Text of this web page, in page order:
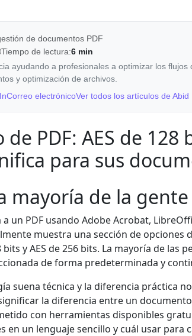
de documentos PDF
Tiempo de lectura:6 min
ayudando a profesionales a optimizar los flujos
y optimización de archivos.
Correo electrónicoVer todos los artículos de Abid
PDF: AES de 128
para sus
mayoría de la gente
un PDF usando Adobe Acrobat,
muestra una sección de opciones
y AES de 256 bits. La mayoría de las
de forma predeterminada y
suena técnica y la diferencia práctica
la diferencia entre un
con herramientas disponibles
en un lenguaje sencillo y cuál usar para